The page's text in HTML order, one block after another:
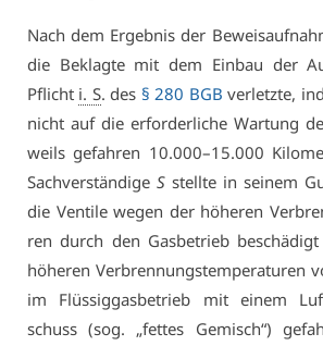
Nach dem Er­geb­nis der
die Be­klag­te mit dem Ein­bau der
Pflicht i. S. des § 280 BGB ver­letz­te,
nicht auf die er­for­der­li­che War­tung
weils ge­fah­ren 10.000–15.000
Sach­ver­stän­di­ge S stell­te in sei­nem
die Ven­ti­le we­gen der hö­he­ren
ren durch den Gas­be­trieb
hö­he­ren Ver­bren­nungs­tem­pe­ra­tu­ren
im Flüs­sig­gas­be­trieb mit ei­nem
schuss (sog. „fet­tes Ge­misch“)